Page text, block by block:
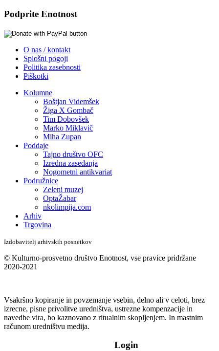
Podprite Enotnost
O nas / kontakt
Splošni pogoji
Politika zasebnosti
Piškotki
Kolumne
Boštjan Videmšek
Žiga X Gombač
Tim Dobovšek
Marko Miklavič
Miha Zupan
Poddaje
Tajno društvo OFC
Izredna zasedanja
Nogometni antikvariat
Podružnice
Zeleni muzej
OptaŽabar
nkolimpija.com
Arhiv
Trgovina
Izdobavitelj arhivskih posnetkov
© Kulturno-prosvetno društvo Enotnost, vse pravice pridržane
2020-2021
Vsakršno kopiranje in povzemanje vsebin, delno ali v celoti, brez
izrecne, pisne privolitve uredništva, ustrezne kompenzacije in
navedbe vira, bo kaznovano z ritualnim skopljenjem. In mastnim
računom uredništvu medija.
Login